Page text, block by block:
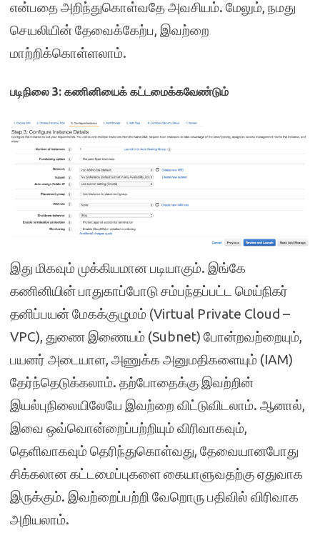
என்பதை அறிந்துகொள்வதே அவசியம். மேலும், நமது
செயலியின் தேவைக்கேற்ப, இவற்றை
மாற்றிக்கொள்ளலாம்.
படிநிலை 3: கணினியைக் கட்டமைக்கவேண்டும்
இது மிகவும் முக்கியமான படியாகும். இங்கே
கணினியின் பாதுகாப்போடு சம்பந்தப்பட்ட மெய்நிகர்
தனிப்பயன் மேகக்குழுமம் (Virtual Private Cloud –
VPC), துணை இணையம் (Subnet) போன்றவற்றையும்,
பயனர் அடையாள, அணுக்க அனுமதிகளையும் (IAM)
தேர்ந்தெடுக்கலாம். தற்போதைக்கு இவற்றின்
இயல்புநிலையிலேயே இவற்றை விட்டுவிடலாம். ஆனால்,
இவை ஒவ்வொன்றைப்பற்றியும் விரிவாகவும்,
தெளிவாகவும் தெரிந்துகொள்வது, தேவையானபோது
சிக்கலான கட்டமைப்புகளை கையாளுவதற்கு ஏதுவாக
இருக்கும். இவற்றைப்பற்றி வேறொரு பதிவில் விரிவாக
அறியலாம்.